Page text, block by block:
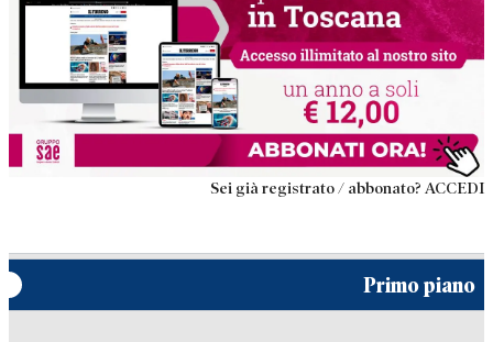
Sei già registrato / abbonato? ACCEDI
Primo piano